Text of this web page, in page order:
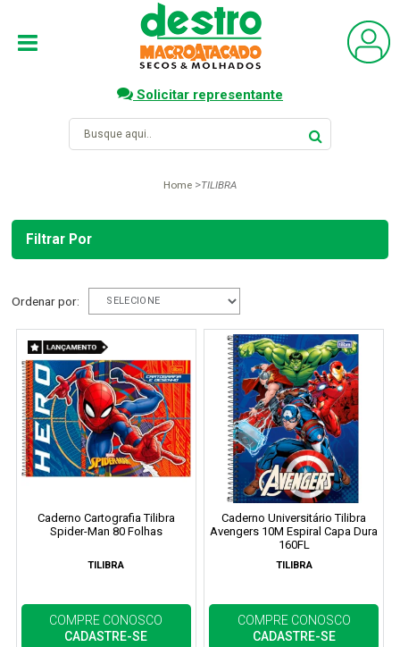
Solicitar representante
Home TILIBRA
Filtrar Por
Ordenar por:
Caderno Cartografia Tilibra
Spider-Man 80 Folhas
TILIBRA
COMPRE CONOSCO
CADASTRE-SE
Caderno Universitário Tilibra
Avengers 10M Espiral Capa Dura
160FL
TILIBRA
COMPRE CONOSCO
CADASTRE-SE